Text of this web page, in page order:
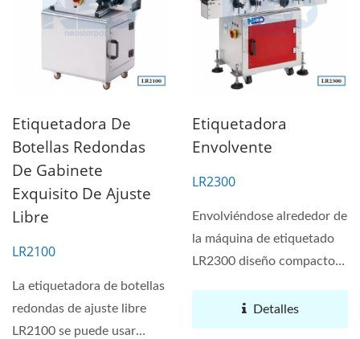
Etiquetadora De
Botellas Redondas
De Gabinete
Exquisito De Ajuste
Libre
LR2100
La etiquetadora de botellas
redondas de ajuste libre
LR2100 se puede usar
Etiquetadora
Envolvente
LR2300
Envolviéndose alrededor de
la máquina de etiquetado
LR2300 diseño compacto
Detalles